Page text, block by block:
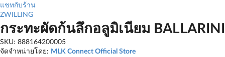
แชทกับร้าน
ZWILLING
กระทะผัดก้นลึกอลูมิเนียม
SKU: 888164200005
จัดจำหน่ายโดย: MLK Connect Official Store